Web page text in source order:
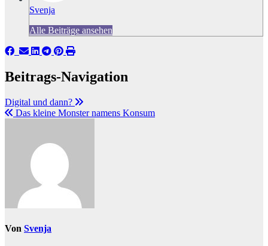
Svenja
Alle Beiträge ansehen
Beitrags-Navigation
Digital und dann?
Das kleine Monster namens Konsum
Von Svenja